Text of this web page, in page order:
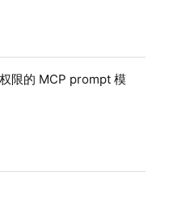
限的 MCP prompt 模